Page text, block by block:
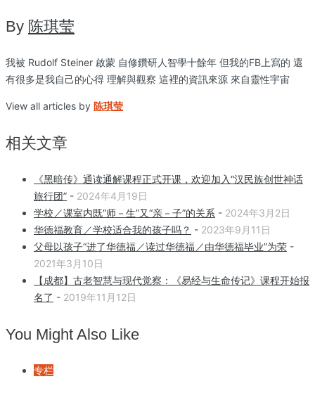
By 陈琪莹
我被 Rudolf Steiner 啟蒙 自修鑽研人智學十餘年 但我的FB上寫的 還
有很多是我自己的心得 理解與觀察 這裡的資訊來源 來自靈性宇宙
View all articles by 陈琪莹
相关文章
《黑暗传》通读通解课程正式开课，欢迎加入“汉民族创世神话
旅行团” - 2024年4月19日
学校／课室内既“师－生”又“亲－子”的关系 - 2024年3月2日
华德福教育／学校适合我的孩子吗？ - 2023年9月11日
父母以孩子“进了华德福／读过华德福／由华德福毕业”为荣 -
2021年3月10日
【成都】古老智慧与现代觉察：《易经与生命传记》课程开始报
名了 - 2019年11月12日
You Might Also Like
专栏